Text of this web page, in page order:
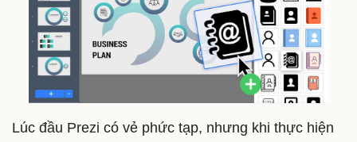
Lúc đầu Prezi có vẻ phức tạp, nhưng khi thực hiện